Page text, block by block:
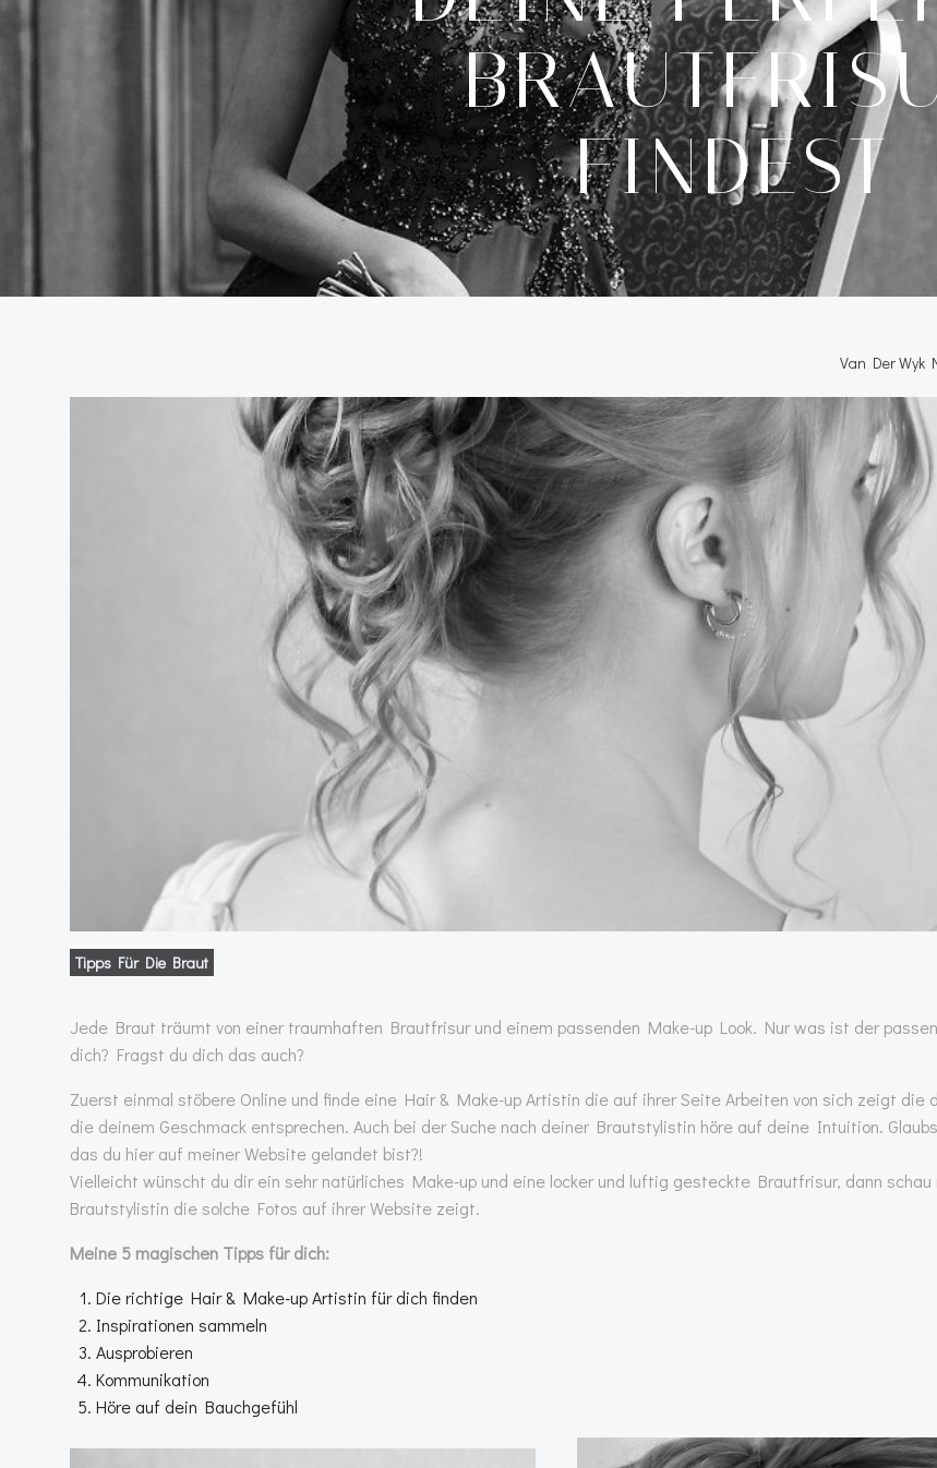
FINDEST
Van Der Wyk
Tipps Für Die Braut
Jede Braut träumt von einer traumhaften Brautfrisur und einem passenden Make-up Look. Nur was ist der
dich? Fragst du dich das auch?
Zuerst einmal stöbere Online und finde eine Hair & Make-up Artistin die auf ihrer Seite Arbeiten von sich zeigt die
die deinem Geschmack entsprechen. Auch bei der Suche nach deiner Brautstylistin höre auf deine Intuition.
das du hier auf meiner Website gelandet bist?!
Vielleicht wünscht du dir ein sehr natürliches Make-up und eine locker und luftig gesteckte Brautfrisur, dann schau
Brautstylistin die solche Fotos auf ihrer Website zeigt.
Meine 5 magischen Tipps für dich:
Die richtige Hair & Make-up Artistin für dich finden
Inspirationen sammeln
Ausprobieren
Kommunikation
Höre auf dein Bauchgefühl